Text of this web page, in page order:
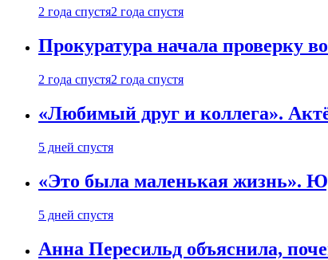
2 года спустя2 года спустя
Прокуратура начала проверку
2 года спустя2 года спустя
«Любимый друг и коллега».
5 дней спустя
«Это была маленькая жизнь».
5 дней спустя
Анна Пересильд объяснила,